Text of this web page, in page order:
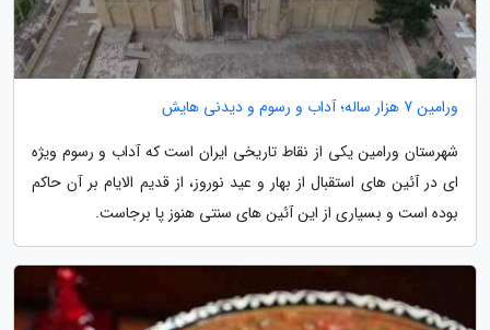
ورامین 7 هزار ساله؛ آداب و رسوم و دیدنی هایش
شهرستان ورامین یکی از نقاط تاریخی ایران است که آداب و رسوم ویژه
ای در آئین های استقبال از بهار و عید نوروز، از قدیم الایام بر آن حاکم
بوده است و بسیاری از این آئین های سنتی هنوز پا برجاست.